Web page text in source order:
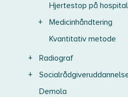
Hjertestop på hospital
+
Medicinhåndtering
Kvantitativ metode
+
Radiograf
+
Demola